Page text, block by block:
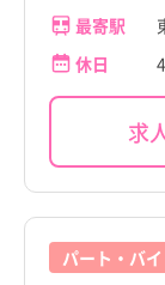
最寄駅
休日
求
パート・バイ